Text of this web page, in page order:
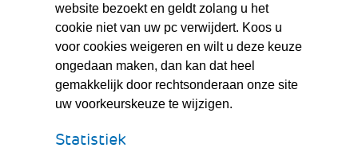
website bezoekt en geldt zolang u het
cookie niet van uw pc verwijdert. Koos u
voor cookies weigeren en wilt u deze keuze
ongedaan maken, dan kan dat heel
gemakkelijk door rechtsonderaan onze site
uw voorkeurskeuze te wijzigen.
Statistiek